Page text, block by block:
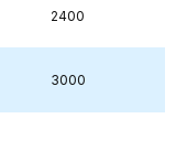
2400
3000